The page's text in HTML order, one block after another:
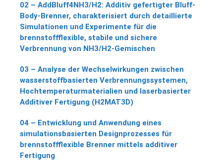
02 – AddBluff4NH3/H2: Additiv gefertigter Bluff-
Body-Brenner, charakterisiert durch detaillierte
Simulationen und Experimente für die
brennstoffflexible, stabile und sichere
Verbrennung von NH3/H2-Gemischen
03 – Analyse der Wechselwirkungen zwischen
wasserstoffbasierten Verbrennungssystemen,
Hochtemperaturmaterialien und laserbasierter
Additiver Fertigung (H2MAT3D)
04 – Entwicklung und Anwendung eines
simulationsbasierten Designprozesses für
brennstoffflexible Brenner mittels additiver
Fertigung